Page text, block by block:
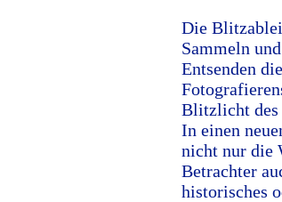
Die
Sammeln
Entsenden
Blitzlicht des
In einen
nicht nur die
Betrachter
historisches